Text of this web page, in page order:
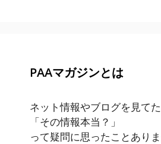
PAAマガジンとは
ネット情報やブログを見てた
「その情報本当？」
って疑問に思ったことあり